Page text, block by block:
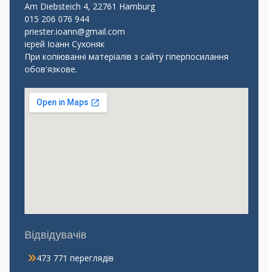
Am Diebsteich 4, 22761 Hamburg
015 206 076 944
priester.ioann@gmail.com
ієрей Іоанн Сухоняк
При копіюванні матеріалів з сайту гіперпосилання
обов'язкове.
Відвідувачів
473 771 переглядів